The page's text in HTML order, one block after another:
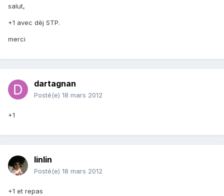
salut,
+1 avec dèj STP.
merci
dartagnan
Posté(e) 18 mars 2012
+1
linlin
Posté(e) 18 mars 2012
+1 et repas